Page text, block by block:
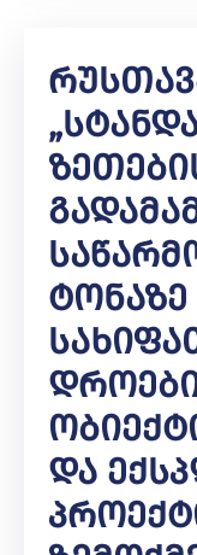
Ტონაზე
Და